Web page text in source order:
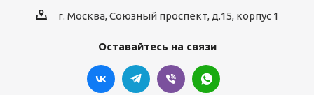
г. Москва, Союзный проспект, д.15, корпус 1
Оставайтесь на связи